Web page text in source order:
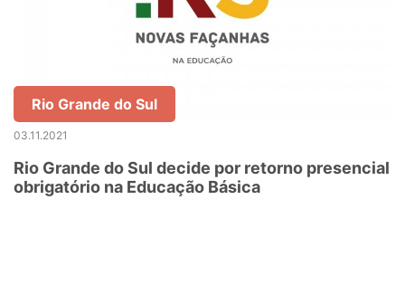
Rio Grande do Sul
03.11.2021
Rio Grande do Sul decide por retorno presencial
obrigatório na Educação Básica